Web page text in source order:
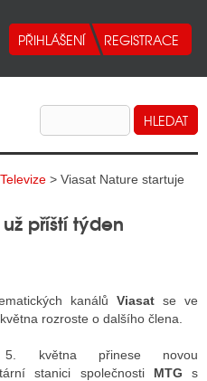
> Viasat Nature startuje
příští týden
kanálů Viasat se ve
rozroste o dalšího člena.
5. května přinese novou
stanici společnostiMTG s